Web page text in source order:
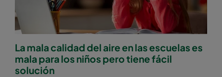
La mala calidad del aire en las escuelas es
mala para los niños pero tiene fácil
solución